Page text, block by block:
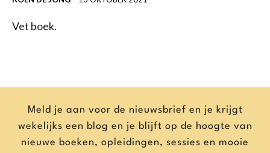
Vet boek.
Meld je aan voor de nieuwsbrief en je krijgt
wekelijks een blog en je blijft op de hoogte van
nieuwe boeken, opleidingen, sessies en mooie